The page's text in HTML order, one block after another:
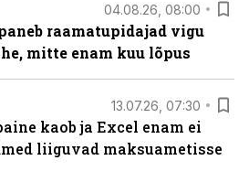
04.08.26, 08:00
raamatupidajad vigu
mitte enam kuu lõpus
13.07.26, 07:30
kaob ja Excel enam ei
liiguvad maksuametisse